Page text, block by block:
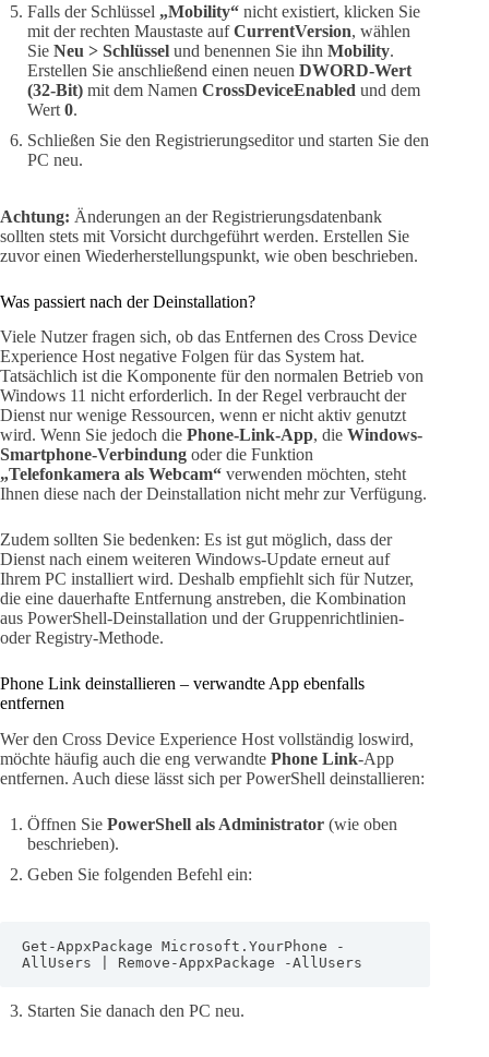
Falls der Schlüssel „Mobility“ nicht existiert, klicken Sie
mit der rechten Maustaste aufCurrentVersion, wählen
Sie Neu > Schlüssel und benennen Sie ihn Mobility.
Erstellen Sie anschließend einen neuen DWORD-Wert
(32-Bit) mit dem Namen CrossDeviceEnabled und dem
Wert 0.
Schließen Sie den Registrierungseditor und starten Sie den
PC neu.
Achtung: Änderungen an der Registrierungsdatenbank
sollten stets mit Vorsicht durchgeführt werden. Erstellen Sie
zuvor einen Wiederherstellungspunkt, wie oben beschrieben.
Was passiert nach der Deinstallation?
Viele Nutzer fragen sich, ob das Entfernen des Cross Device
Experience Host negative Folgen für das System hat.
Tatsächlich ist die Komponente für den normalen Betrieb von
Windows 11 nicht erforderlich. In der Regel verbraucht der
Dienst nur wenige Ressourcen, wenn er nicht aktiv genutzt
wird. Wenn Sie jedoch die Phone-Link-App, die Windows-
Smartphone-Verbindung oder die Funktion
„Telefonkamera als Webcam“ verwenden möchten, steht
Ihnen diese nach der Deinstallation nicht mehr zur Verfügung.
Zudem sollten Sie bedenken: Es ist gut möglich, dass der
Dienst nach einem weiteren Windows-Update erneut auf
Ihrem PC installiert wird. Deshalb empfiehlt sich für Nutzer,
die eine dauerhafte Entfernung anstreben, die Kombination
aus PowerShell-Deinstallation und der Gruppenrichtlinien-
oder Registry-Methode.
Phone Link deinstallieren – verwandte App ebenfalls
entfernen
Wer den Cross Device Experience Host vollständig loswird,
möchte häufig auch die eng verwandte Phone Link-App
entfernen. Auch diese lässt sich per PowerShell deinstallieren:
Öffnen Sie PowerShell als Administrator (wie oben
beschrieben).
Geben Sie folgenden Befehl ein:
Get-AppxPackage Microsoft.YourPhone -
AllUsers | Remove-AppxPackage -AllUsers
Starten Sie danach den PC neu.